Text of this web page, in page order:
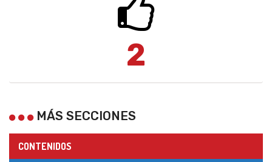
2
MÁS SECCIONES
CONTENIDOS